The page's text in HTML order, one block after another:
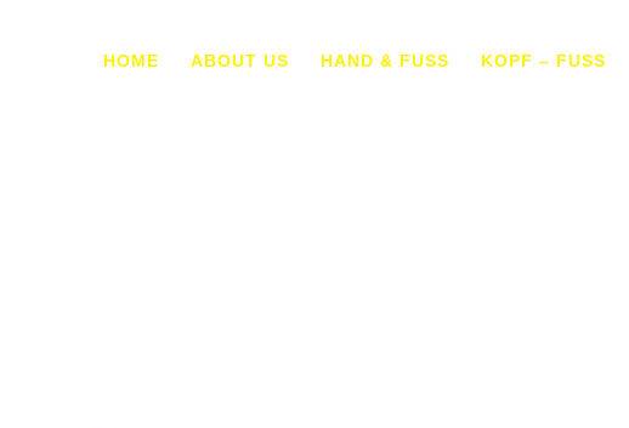
HOME ABOUT US HAND & FUSS KOPF – FUSS